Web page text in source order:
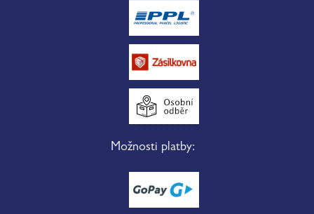
Možnosti platby: